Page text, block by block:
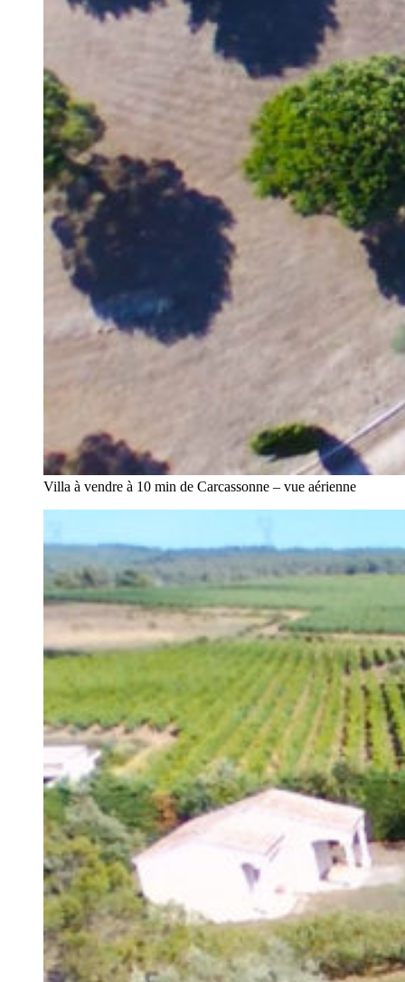
Villa à vendre à 10 min de Carcassonne – vue aérienne